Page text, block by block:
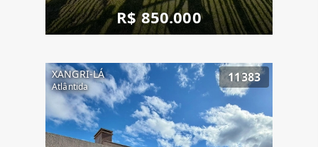
R$ 850.000
XANGRI-LÁ
Atlântida
11383